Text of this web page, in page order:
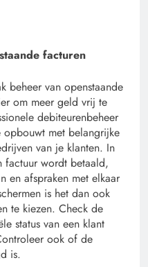
facturen
beheer van openstaande
om meer geld vrij te
debiteurenbeheer
met belangrijke
van je klanten. In
factuur wordt betaald,
en afspraken met elkaar
is het dan ook
te kiezen. Check de
status van een klant
ook of de
is.